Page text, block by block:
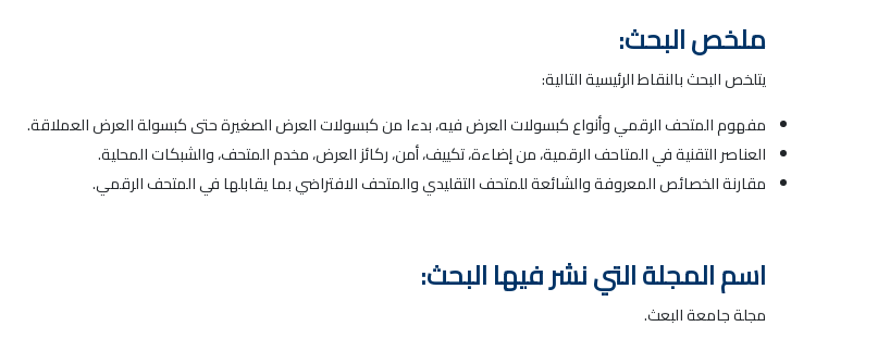
ملخص البحث:
يتلخص البحث بالنقاط الرئيسية التالية:
مفهوم المتحف الرقمي وأنواع كبسولات العرض فيه، بدءا من كبسولات العرض الصغيرة حتى كبسولة العرض العملاقة.
العناصر التقنية في المتاحف الرقمية، من إضاءة، تكييف، أمن، ركائز العرض، مخدم المتحف، والشبكات المحلية.
مقارنة الخصائص المعروفة والشائعة للمتحف التقليدي والمتحف الافتراضي بما يقابلها في المتحف الرقمي.
اسم المجلة التي نشر فيها البحث:
مجلة جامعة البعث.